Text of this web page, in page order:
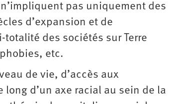
pas uniquement des
d’expansion et de
des sociétés sur Terre
etc.
de vie, d’accès aux
d’un axe racial au sein de la